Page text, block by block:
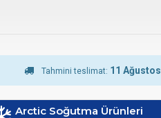
Tahmini teslimat: 11 Ağustos
Arctic Soğutma Ürünleri